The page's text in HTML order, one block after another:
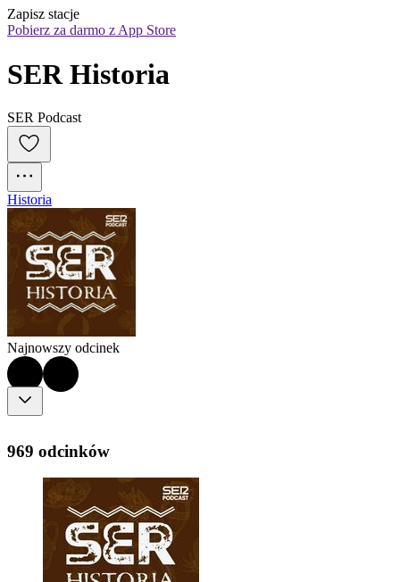
Zapisz stacje
Pobierz za darmo z App Store
SER Historia
SER Podcast
Historia
Najnowszy odcinek
969 odcinków